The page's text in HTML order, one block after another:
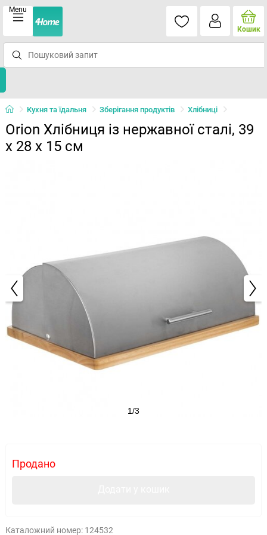
Menu
Кошик
Кухня та їдальня Зберігання продуктів Хлібниці
Orion Хлібниця із нержавної сталі, 39
x 28 x 15 см
1/3
Продано
Каталожний номер: 124532